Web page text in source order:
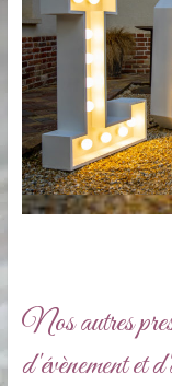
Nos autres
d'évènement et